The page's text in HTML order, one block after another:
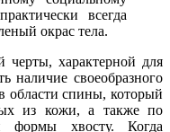
всегда
окрас тела.
черты, характерной для
наличие своеобразного
области спины, который
из кожи, а также по
формы хвосту. Когда